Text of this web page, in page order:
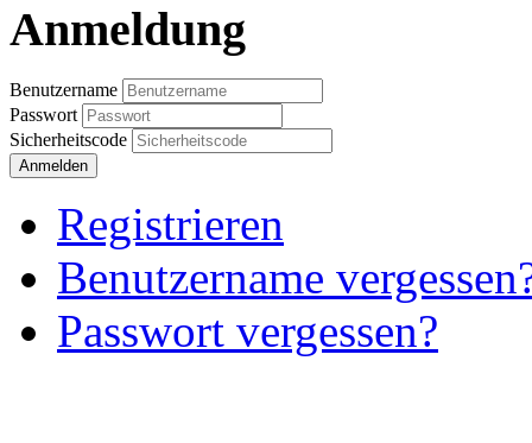
Anmeldung
Benutzername
Passwort
Sicherheitscode
Anmelden
Registrieren
Benutzername
Passwort vergessen?